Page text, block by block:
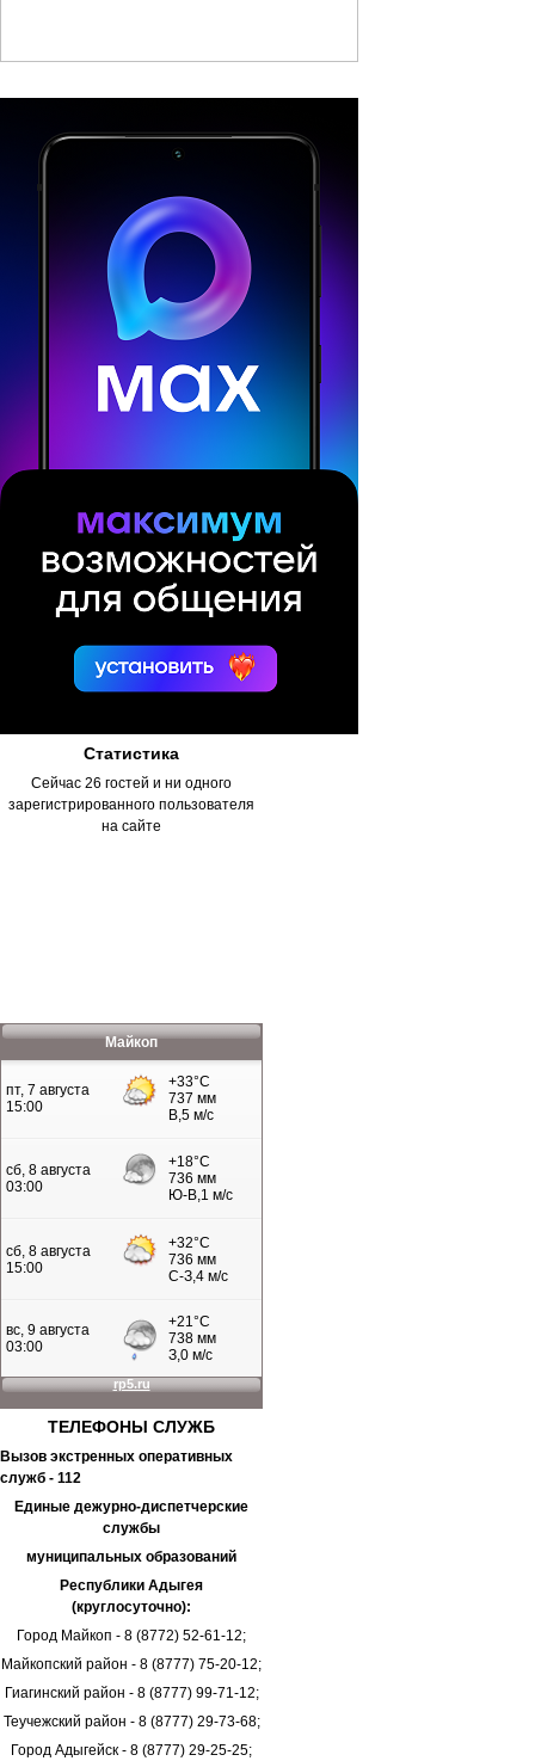
Статистика
Сейчас 26 гостей и ни одного
зарегистрированного пользователя
на сайте
Майкоп
ТЕЛЕФОНЫ СЛУЖБ
Вызов экстренных оперативных
служб - 112
Единые дежурно-диспетчерские
службы
муниципальных образований
Республики Адыгея
(круглосуточно):
Город Майкоп - 8 (8772) 52-61-12;
Майкопский район - 8 (8777) 75-20-12;
Гиагинский район - 8 (8777) 99-71-12;
Теучежский район - 8 (8777) 29-73-68;
Город Адыгейск - 8 (8777) 29-25-25;